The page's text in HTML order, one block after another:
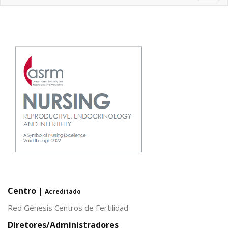
Centro | Acreditado
Red Génesis Centros de Fertilidad
Diretores/Administradores